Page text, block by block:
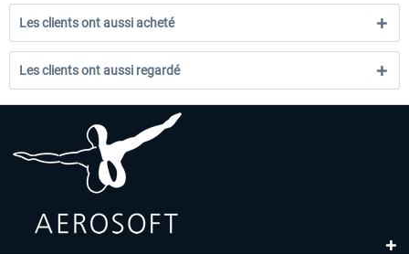
Les clients ont aussi acheté
Les clients ont aussi regardé